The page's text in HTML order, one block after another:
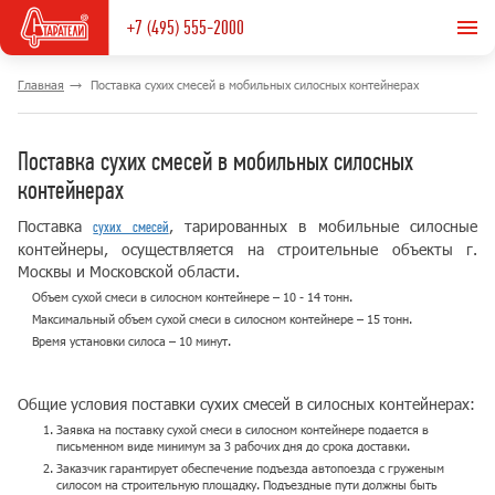
+7 (495) 555-2000
Главная Поставка сухих смесей в мобильных силосных контейнерах
Поставка сухих смесей в мобильных силосных
контейнерах
Поставкасухих смесей, тарированных в мобильные силосные
контейнеры, осуществляется на строительные объекты г.
Москвы и Московской области.
Объем сухой смеси в силосном контейнере – 10 - 14 тонн.
Максимальный объем сухой смеси в силосном контейнере – 15 тонн.
Время установки силоса – 10 минут.
Общие условия поставки сухих смесей в силосных контейнерах:
Заявка на поставку сухой смеси в силосном контейнере подается в
письменном виде минимум за 3 рабочих дня до срока доставки.
Заказчик гарантирует обеспечение подъезда автопоезда с груженым
силосом на строительную площадку. Подъездные пути должны быть